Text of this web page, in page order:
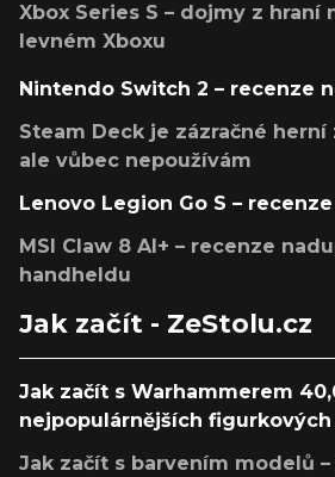
Xbox Series S – dojmy z hraní
levném Xboxu
Nintendo Switch 2 – recenze
Steam Deck je zázračné
ale vůbec nepoužívám
Lenovo Legion Go S –
MSI Claw 8 AI+ – recenze
handheldu
Jak začít - ZeStolu.cz
Jak začít s Warhammerem
nejpopulárnějších figurkových
Jak začít s barvením modelů